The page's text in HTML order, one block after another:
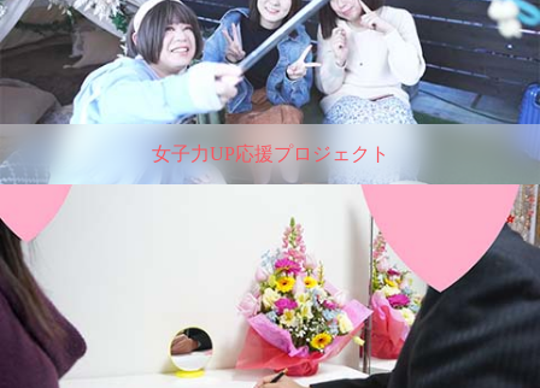
女子力UP応援プロジェクト